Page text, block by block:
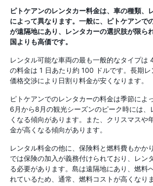
ピトケアンのレンタカー料金は、車の種類、
によって異なります。一般に、ピトケアンで
が遠隔地にあり、レンタカーの選択肢が限ら
国よりも高価です。
レンタル可能な車両の最も一般的なタイプは
の料金は 1 日あたり約 100 ドルです。長期レ
価格交渉により日割り料金が安くなります。
ピトケアンでのレンタカーの料金は季節によ
6月から8月の観光シーズンのピーク時には、
くなる傾向があります。また、クリスマスや
金が高くなる傾向があります。
レンタル料金の他に、保険料と燃料費もかか
では保険の加入が義務付けられており、レン
る必要があります。島は遠隔地にあり、燃料
れているため、通常、燃料コストが高くなりま